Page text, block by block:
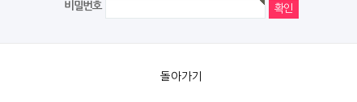
비밀번호
돌아가기